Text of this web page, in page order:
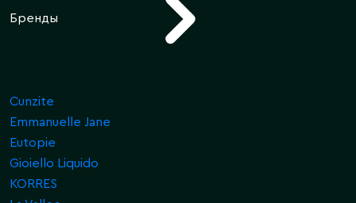
Бренды
Cunzite
Emmanuelle Jane
Eutopie
Gioiello Liquido
KORRES